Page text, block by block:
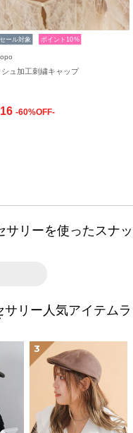
ール対象 ポイント10%
シュ加工刺繍キャップ
-60%OFF-
リーを使ったスナッ
リー人気アイテムラ
3